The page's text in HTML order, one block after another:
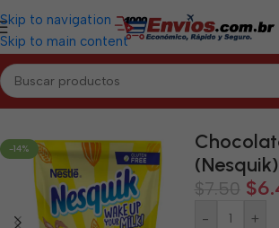
Skip to navigation
Skip to main content
Inicio/MAYABEQUE/Alimentos Varios
-14%
(Nesquik)
$7.50 $
- +